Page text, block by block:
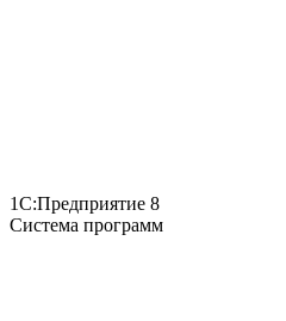
1С:Предприятие 8
Система программ